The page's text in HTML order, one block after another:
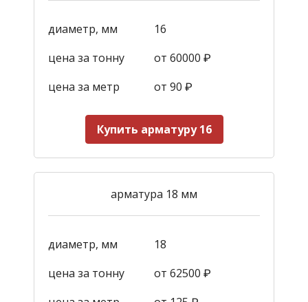
диаметр, мм
16
цена за тонну
от 60000 ₽
цена за метр
от 90 ₽
Купить арматуру 16
арматура 18 мм
диаметр, мм
18
цена за тонну
от 62500 ₽